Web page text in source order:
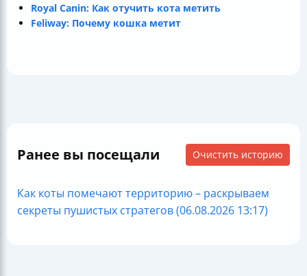
Royal Canin: Как отучить кота метить
Feliway: Почему кошка метит
Ранее вы посещали Очистить историю
Как коты помечают территорию – раскрываем
секреты пушистых стратегов (06.08.2026 13:17)